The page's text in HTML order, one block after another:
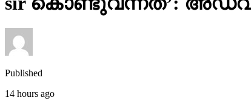
Published
14 hours ago
on